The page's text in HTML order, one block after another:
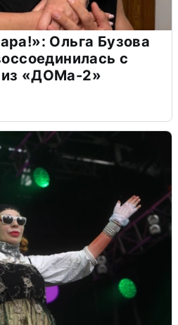
Ольга Бузова
с
«ДОМа-2»